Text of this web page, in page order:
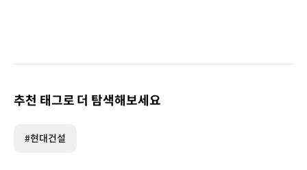
추천 태그로 더 탐색해보세요
#현대건설